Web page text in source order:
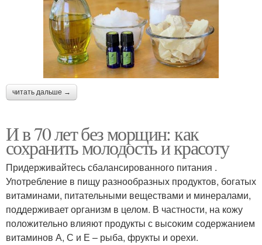
читать дальше →
И в 70 лет без морщин: как
сохранить молодость и красоту
Придерживайтесь сбалансированного питания .
Употребление в пищу разнообразных продуктов, богатых
витаминами, питательными веществами и минералами,
поддерживает организм в целом. В частности, на кожу
положительно влияют продукты с высоким содержанием
витаминов А, С и Е – рыба, фрукты и орехи.